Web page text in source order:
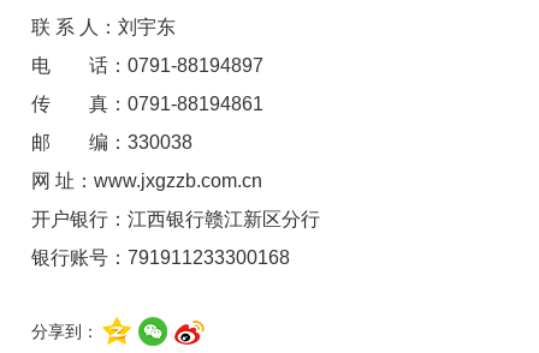
联 系 人：刘宇东
电 话：0791-88194897
传 真：0791-88194861
邮 编：330038
网 址：www.jxgzzb.com.cn
开户银行：江西银行赣江新区分行
银行账号：791911233300168
分享到：